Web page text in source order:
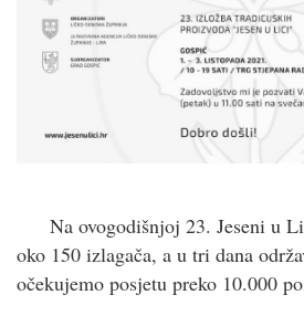
Na ovogodišnjoj 23. Jeseni u
oko 150 izlagača, a u tri dana
očekujemo posjetu preko 10.000